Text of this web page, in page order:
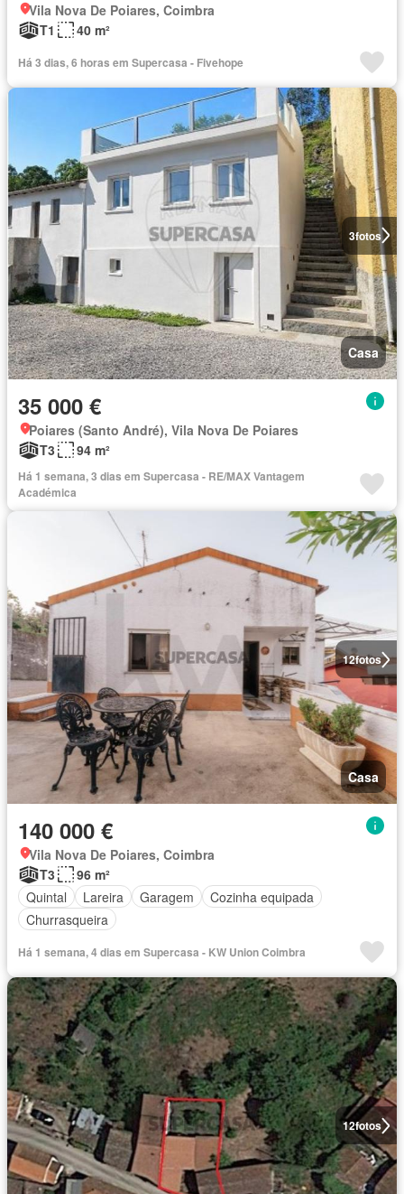
Vila Nova De Poiares, Coimbra
T1
40 m²
Há 3 dias, 6 horas em Supercasa - Fivehope
3fotos
Casa
35 000 €
Poiares (Santo André), Vila Nova De Poiares
T3
94 m²
Há 1 semana, 3 dias em Supercasa - RE/MAX Vantagem
Académica
12fotos
Casa
140 000 €
Vila Nova De Poiares, Coimbra
T3
96 m²
Quintal
Lareira Garagem
Cozinha equipada
Churrasqueira
Há 1 semana, 4 dias em Supercasa - KW Union Coimbra
12fotos